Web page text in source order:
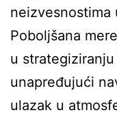
neizvesnostima
Poboljšana
u
unapređujući
ulazak u